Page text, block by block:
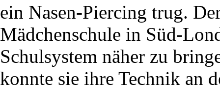
ein Nasen-Piercing trug.
Mädchenschule in Süd-
Schulsystem näher zu
konnte sie ihre Technik an